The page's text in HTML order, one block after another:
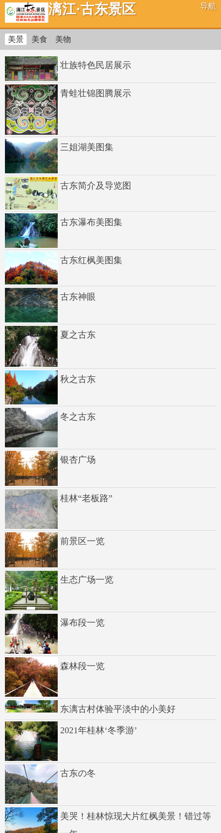
漓江·古东景区 导航
美景 美食 美物
壮族特色民居展示
青蛙壮锦图腾展示
三姐湖美图集
古东简介及导览图
古东瀑布美图集
古东红枫美图集
古东神眼
夏之古东
秋之古东
冬之古东
银杏广场
桂林“老板路”
前景区一览
生态广场一览
瀑布段一览
森林段一览
东漓古村体验平淡中的小美好
2021年桂林‘冬季游’
古东の冬
美哭！桂林惊现大片红枫美景！错过等